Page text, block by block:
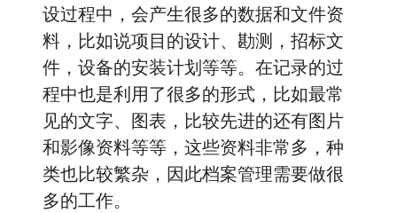
设过程中，会产生很多的数据和文件资
料，比如说项目的设计、勘测，招标文
件，设备的安装计划等等。在记录的过
程中也是利用了很多的形式，比如最常
见的文字、图表，比较先进的还有图片
和影像资料等等，这些资料非常多，种
类也比较繁杂，因此档案管理需要做很
多的工作。